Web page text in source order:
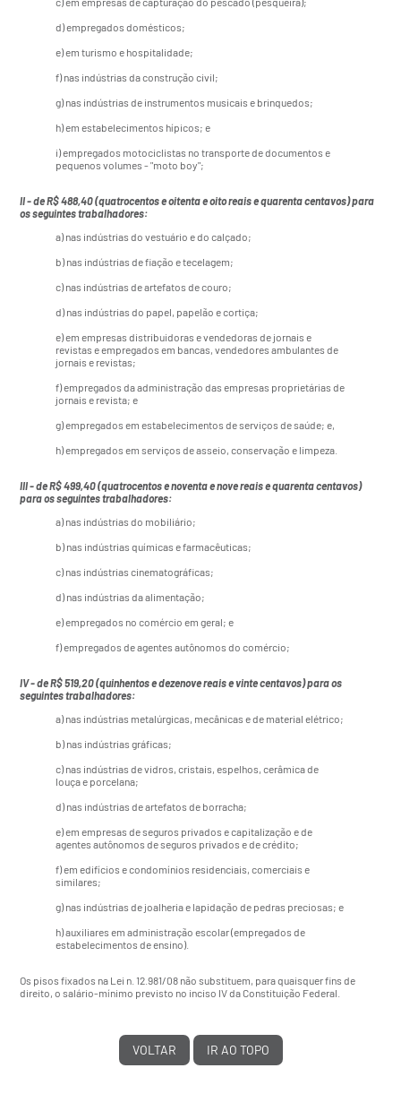
d) empregados domésticos;
e) em turismo e hospitalidade;
f) nas indústrias da construção civil;
g) nas indústrias de instrumentos musicais e brinquedos;
h) em estabelecimentos hípicos; e
i) empregados motociclistas no transporte de documentos e
pequenos volumes - "moto boy";
II - de R$ 488,40 (quatrocentos e oitenta e oito reais e quarenta centavos) para
os seguintes trabalhadores:
a) nas indústrias do vestuário e do calçado;
b) nas indústrias de fiação e tecelagem;
c) nas indústrias de artefatos de couro;
d) nas indústrias do papel, papelão e cortiça;
e) em empresas distribuidoras e vendedoras de jornais e
revistas e empregados em bancas, vendedores ambulantes de
jornais e revistas;
f) empregados da administração das empresas proprietárias de
jornais e revista; e
g) empregados em estabelecimentos de serviços de saúde; e,
h) empregados em serviços de asseio, conservação e limpeza.
III - de R$ 499,40 (quatrocentos e noventa e nove reais e quarenta centavos)
para os seguintes trabalhadores:
a) nas indústrias do mobiliário;
b) nas indústrias químicas e farmacêuticas;
c) nas indústrias cinematográficas;
d) nas indústrias da alimentação;
e) empregados no comércio em geral; e
f) empregados de agentes autônomos do comércio;
IV - de R$ 519,20 (quinhentos e dezenove reais e vinte centavos) para os
seguintes trabalhadores:
a) nas indústrias metalúrgicas, mecânicas e de material elétrico;
b) nas indústrias gráficas;
c) nas indústrias de vidros, cristais, espelhos, cerâmica de
louça e porcelana;
d) nas indústrias de artefatos de borracha;
e) em empresas de seguros privados e capitalização e de
agentes autônomos de seguros privados e de crédito;
f) em edifícios e condomínios residenciais, comerciais e
similares;
g) nas indústrias de joalheria e lapidação de pedras preciosas; e
h) auxiliares em administração escolar (empregados de
estabelecimentos de ensino).
Os pisos fixados na Lei n. 12.981/08 não substituem, para quaisquer fins de
direito, o salário-mínimo previsto no inciso IV da Constituição Federal.
VOLTAR IR AO TOPO